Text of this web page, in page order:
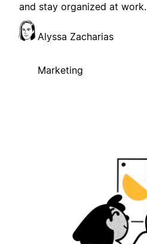
and stay organized at work.
Alyssa Zacharias
Marketing